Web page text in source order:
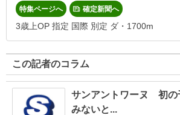
特集ページへ 確定新聞へ
3歳上OP 指定 国際 別定 ダ・1700m
この記者のコラム
サンアントワーヌ 初の
みないと...